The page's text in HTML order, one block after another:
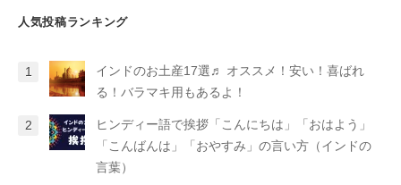
人気投稿ランキング
インドのお土産17選♬ オススメ！安い！喜ばれ
る！バラマキ用もあるよ！
ヒンディー語で挨拶「こんにちは」「おはよう」
「こんばんは」「おやすみ」の言い方（インドの
言葉）